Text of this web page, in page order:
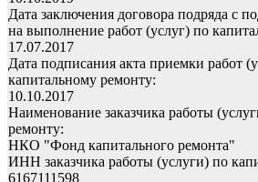
Дата заключения договора подряда с
на выполнение работ (услуг) по
17.07.2017
Дата подписания акта приемки работ
капитальному ремонту:
10.10.2017
Наименование заказчика работы
ремонту:
НКО "Фонд капитального ремонта"
ИНН заказчика работы (услуги) по
6167111598